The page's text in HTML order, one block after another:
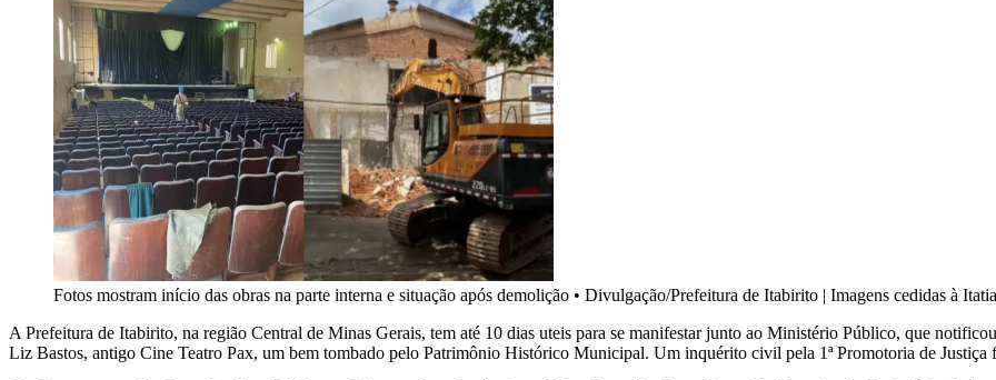
Fotos mostram início das obras na parte interna e situação após demolição • Divulgação/Prefeitura de Itabirito | Imagens cedidas à
A Prefeitura de Itabirito, na região Central de Minas Gerais, tem até 10 dias uteis para se manifestar junto ao Ministério Público, que
Liz Bastos, antigo Cine Teatro Pax, um bem tombado pelo Patrimônio Histórico Municipal. Um inquérito civil pela 1ª Promotoria de Justiça